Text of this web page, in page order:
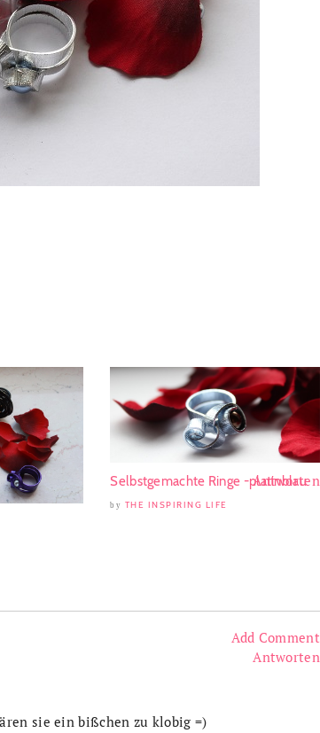
Selbstgemachte Ringe -platinblau
by THE INSPIRING LIFE
Add Comment
Antworten
sie ein bißchen zu klobig =)
Antworten